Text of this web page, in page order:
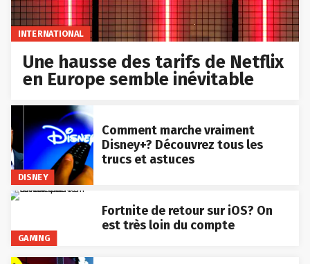
INTERNATIONAL
Une hausse des tarifs de Netflix
en Europe semble inévitable
DISNEY
Comment marche vraiment
Disney+? Découvrez tous les
trucs et astuces
GAMING
Fortnite de retour sur iOS? On
est très loin du compte